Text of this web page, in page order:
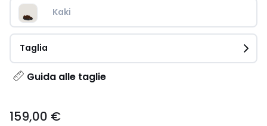
Kaki
Taglia
Guida alle taglie
€.
159,00 €